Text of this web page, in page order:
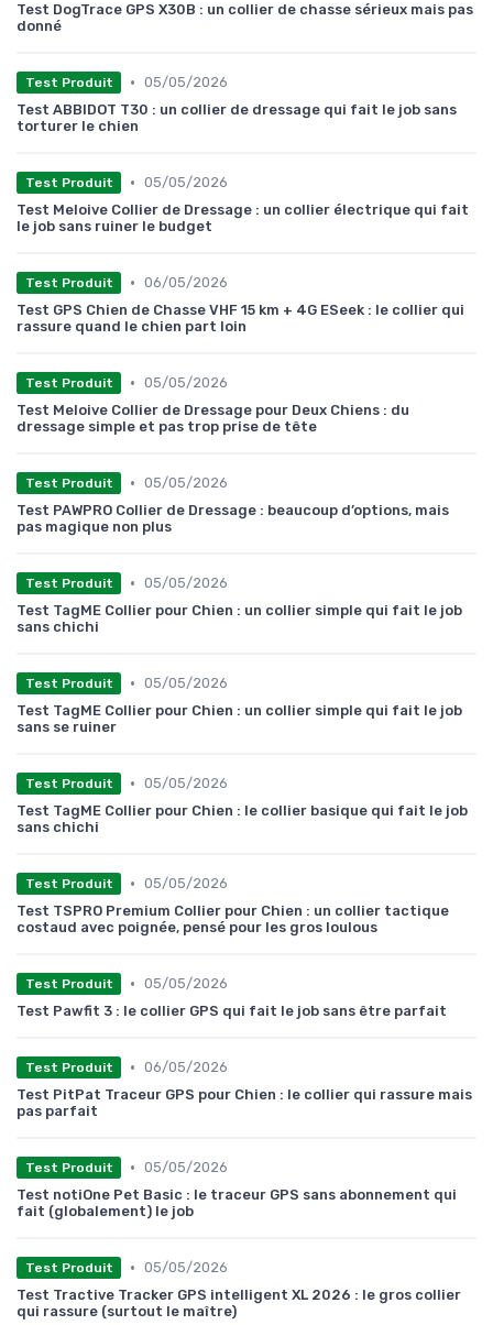
Test DogTrace GPS X30B : un collier de chasse sérieux mais pas
donné
Test Produit • 05/05/2026
Test ABBIDOT T30 : un collier de dressage qui fait le job sans
torturer le chien
Test Produit • 05/05/2026
Test Meloive Collier de Dressage : un collier électrique qui fait
le job sans ruiner le budget
Test Produit • 06/05/2026
Test GPS Chien de Chasse VHF 15 km + 4G ESeek : le collier qui
rassure quand le chien part loin
Test Produit • 05/05/2026
Test Meloive Collier de Dressage pour Deux Chiens : du
dressage simple et pas trop prise de tête
Test Produit • 05/05/2026
Test PAWPRO Collier de Dressage : beaucoup d’options, mais
pas magique non plus
Test Produit • 05/05/2026
Test TagME Collier pour Chien : un collier simple qui fait le job
sans chichi
Test Produit • 05/05/2026
Test TagME Collier pour Chien : un collier simple qui fait le job
sans se ruiner
Test Produit • 05/05/2026
Test TagME Collier pour Chien : le collier basique qui fait le job
sans chichi
Test Produit • 05/05/2026
Test TSPRO Premium Collier pour Chien : un collier tactique
costaud avec poignée, pensé pour les gros loulous
Test Produit • 05/05/2026
Test Pawfit 3 : le collier GPS qui fait le job sans être parfait
Test Produit • 06/05/2026
Test PitPat Traceur GPS pour Chien : le collier qui rassure mais
pas parfait
Test Produit • 05/05/2026
Test notiOne Pet Basic : le traceur GPS sans abonnement qui
fait (globalement) le job
Test Produit • 05/05/2026
Test Tractive Tracker GPS intelligent XL 2026 : le gros collier
qui rassure (surtout le maître)